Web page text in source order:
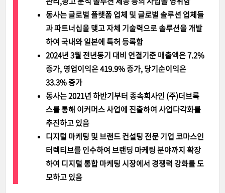
동사는 글로벌 플랫폼 업체 및 글로벌 솔루션 업체들
과 파트너십을 맺고 자체 기술력으로 솔루션을 개발
하여 국내와 일본에 특허 등록함
2024년 3월 전년동기 대비 연결기준 매출액은 7.2%
증가, 영업이익은 419.9% 증가, 당기순이익은
33.3% 증가
동사는 2021년 하반기부터 종속회사인 (주)더브록
스를 통해 이커머스 사업에 진출하여 사업다각화를
추진하고 있음
디지털 마케팅 및 브랜드 컨설팅 전문 기업 코마스인
터렉티브를 인수하여 브랜딩 마케팅 분야까지 확장
하여 디지털 통합 마케팅 시장에서 경쟁력 강화를 도
모하고 있음